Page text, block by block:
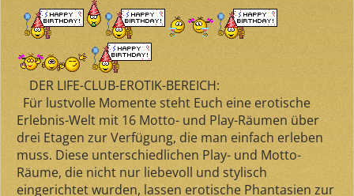
DER LIFE-CLUB-EROTIK-BEREICH:
Für lustvolle Momente steht Euch eine erotische
Erlebnis-Welt mit 16 Motto- und Play-Räumen über
drei Etagen zur Verfügung, die man einfach erleben
muss. Diese unterschiedlichen Play- und Motto-
Räume, die nicht nur liebevoll und stylisch
eingerichtet wurden, lassen erotische Phantasien zur